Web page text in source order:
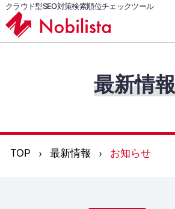
クラウド型SEO対策検索順位チェックツール
最新情報
TOP 最新情報 お知らせ